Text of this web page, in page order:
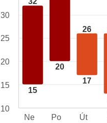
15
20
26
17
30
25
20
15
10
Ne
Po Út